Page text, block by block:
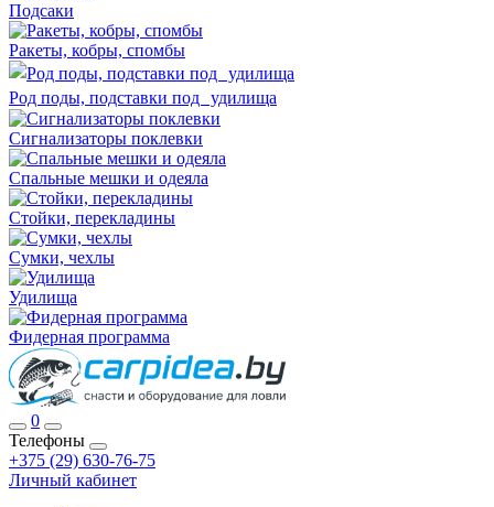
Подсаки
Ракеты, кобры, спомбы
Род поды, подставки под удилища
Сигнализаторы поклевки
Спальные мешки и одеяла
Стойки, перекладины
Сумки, чехлы
Удилища
Фидерная программа
0
Телефоны
+375 (29) 630-76-75
Личный кабинет